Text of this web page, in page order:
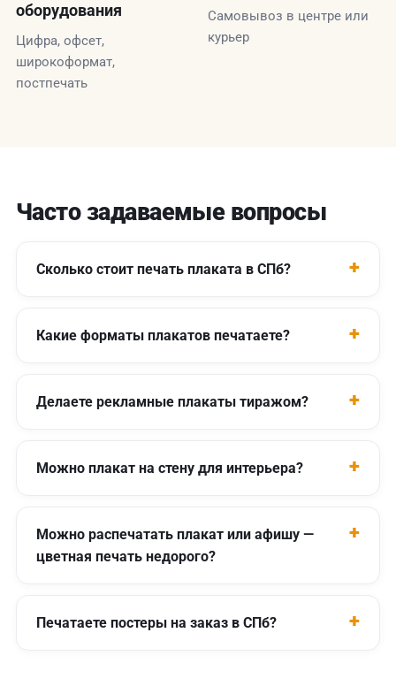
оборудования
Цифра, офсет,
широкоформат,
постпечать
Самовывоз в центре или
курьер
Часто задаваемые вопросы
Сколько стоит печать плаката в СПб?
Какие форматы плакатов печатаете?
Делаете рекламные плакаты тиражом?
Можно плакат на стену для интерьера?
Можно распечатать плакат или афишу —
цветная печать недорого?
Печатаете постеры на заказ в СПб?